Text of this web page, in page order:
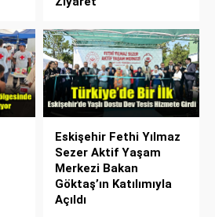
Eskişehir Fethi Yılmaz
Sezer Aktif Yaşam
Merkezi Bakan
Göktaş’ın Katılımıyla
Açıldı